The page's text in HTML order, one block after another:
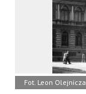
Fot. Leon